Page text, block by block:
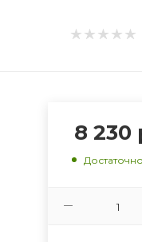
8 230
Достаточно